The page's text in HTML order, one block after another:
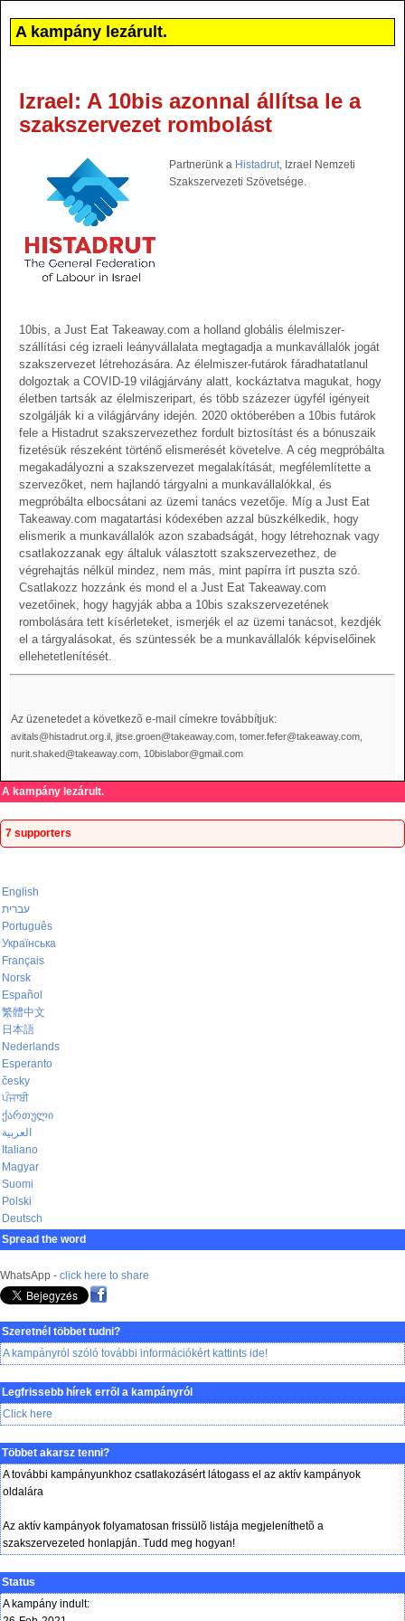
A kampány lezárult.
Izrael: A 10bis azonnal állítsa le a
szakszervezet rombolást
Partnerünk a Histadrut, Izrael Nemzeti
Szakszervezeti Szövetsége.
10bis, a Just Eat Takeaway.com a holland globális élelmiszer-
szállítási cég izraeli leányvállalata megtagadja a munkavállalók jogát
szakszervezet létrehozására. Az élelmiszer-futárok fáradhatatlanul
dolgoztak a COVID-19 világjárvány alatt, kockáztatva magukat, hogy
életben tartsák az élelmiszeripart, és több százezer ügyfél igényeit
szolgálják ki a világjárvány idején. 2020 októberében a 10bis futárok
fele a Histadrut szakszervezethez fordult biztosítást és a bónuszaik
fizetésük részeként történő elismerését követelve. A cég megpróbálta
megakadályozni a szakszervezet megalakítását, megfélemlítette a
szervezőket, nem hajlandó tárgyalni a munkavállalókkal, és
megpróbálta elbocsátani az üzemi tanács vezetője. Míg a Just Eat
Takeaway.com magatartási kódexében azzal büszkélkedik, hogy
elismerik a munkavállalók azon szabadságát, hogy létrehoznak vagy
csatlakozzanak egy általuk választott szakszervezethez, de
végrehajtás nélkül mindez, nem más, mint papírra írt puszta szó.
Csatlakozz hozzánk és mond el a Just Eat Takeaway.com
vezetőinek, hogy hagyják abba a 10bis szakszervezetének
rombolására tett kísérleteket, ismerjék el az üzemi tanácsot, kezdjék
el a tárgyalásokat, és szüntessék be a munkavállalók képviselőinek
ellehetetlenítését.
Az üzenetedet a következõ e-mail címekre továbbítjuk:
avitals@histadrut.org.il, jitse.groen@takeaway.com, tomer.fefer@takeaway.com,
nurit.shaked@takeaway.com, 10bislabor@gmail.com
A kampány lezárult.
7 supporters
English
עברית
Português
Українська
Français
Norsk
Español
繁體中文
日本語
Nederlands
Esperanto
česky
ਪੰਜਾਬੀ
ქართული
العربية
Italiano
Magyar
Suomi
Polski
Deutsch
Spread the word
WhatsApp - click here to share
Szeretnél többet tudni?
A kampányról szóló további információkért kattints ide!
Legfrissebb hírek errõl a kampányról
Click here
Többet akarsz tenni?
A további kampányunkhoz csatlakozásért látogass el az aktív kampányok
oldalára
Az aktív kampányok folyamatosan frissülõ listája megjeleníthetõ a
szakszervezeted honlapján. Tudd meg hogyan!
Status
A kampány indult: